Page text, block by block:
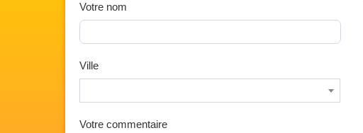
Votre nom
Ville
Votre commentaire